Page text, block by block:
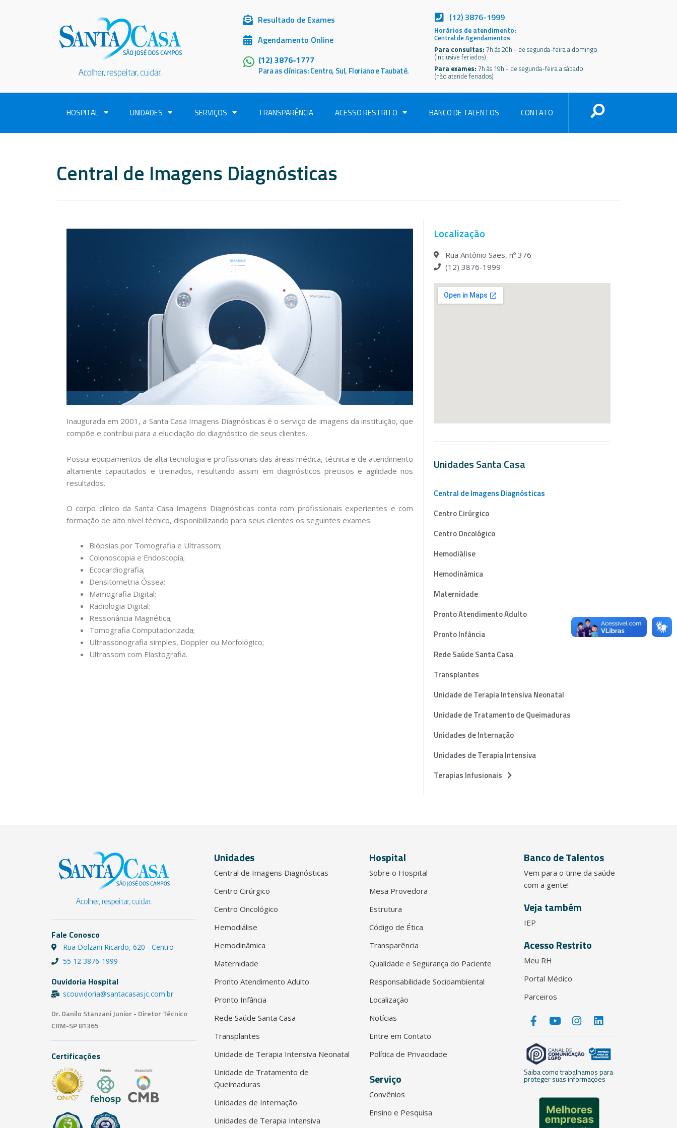
Resultado de Exames
Agendamento Online
(12) 3876-1777
Para as clínicas: Centro, Sul, Floriano e Taubaté.
(12) 3876-1999
Horários de atendimento:
Central de Agendamentos
Para consultas: 7h às 20h - de segunda-feira a domingo
(inclusive feriados)
Para exames: 7h às 19h - de segunda-feira a sábado
(não atende feriados)
HOSPITAL UNIDADES SERVIÇOS TRANSPARÊNCIA ACESSO RESTRITO BANCO DE TALENTOS CONTATO
Central de Imagens Diagnósticas
Inaugurada em 2001, a Santa Casa Imagens Diagnósticas é o serviço de imagens da instituição, que
compõe e contribui para a elucidação do diagnóstico de seus clientes.
Possui equipamentos de alta tecnologia e profissionais das áreas médica, técnica e de atendimento
altamente capacitados e treinados, resultando assim em diagnósticos precisos e agilidade nos
resultados.
O corpo clínico da Santa Casa Imagens Diagnósticas conta com profissionais experientes e com
formação de alto nível técnico, disponibilizando para seus clientes os seguintes exames:
Biópsias por Tomografia e Ultrassom;
Colonoscopia e Endoscopia;
Ecocardiografia;
Densitometria Óssea;
Mamografia Digital;
Radiologia Digital;
Ressonância Magnética;
Tomografia Computadorizada;
Ultrassonografia simples, Doppler ou Morfológico;
Ultrassom com Elastografia.
Localização
Rua Antônio Saes, nº 376
(12) 3876-1999
Unidades Santa Casa
Central de Imagens Diagnósticas
Centro Cirúrgico
Centro Oncológico
Hemodiálise
Hemodinâmica
Maternidade
Pronto Atendimento Adulto
Pronto Infância
Rede Saúde Santa Casa
Transplantes
Unidade de Terapia Intensiva Neonatal
Unidade de Tratamento de Queimaduras
Unidades de Internação
Unidades de Terapia Intensiva
Terapias Infusionais
Fale Conosco
Rua Dolzani Ricardo, 620 - Centro
55 12 3876-1999
Ouvidoria Hospital
scouvidoria@santacasasjc.com.br
Dr. Danilo Stanzani Junior - Diretor Técnico
CRM-SP 81365
Certificações
Unidades
Central de Imagens Diagnósticas
Centro Cirúrgico
Centro Oncológico
Hemodiálise
Hemodinâmica
Maternidade
Pronto Atendimento Adulto
Pronto Infância
Rede Saúde Santa Casa
Transplantes
Unidade de Terapia Intensiva Neonatal
Unidade de Tratamento de
Queimaduras
Unidades de Internação
Unidades de Terapia Intensiva
Hospital
Sobre o Hospital
Mesa Provedora
Estrutura
Código de Ética
Transparência
Qualidade e Segurança do Paciente
Responsabilidade Socioambiental
Localização
Notícias
Entre em Contato
Política de Privacidade
Serviço
Convênios
Ensino e Pesquisa
Banco de Talentos
Vem para o time da saúde
com a gente!
Veja também
IEP
Acesso Restrito
Meu RH
Portal Médico
Parceiros
Saiba como trabalhamos para
proteger suas informações